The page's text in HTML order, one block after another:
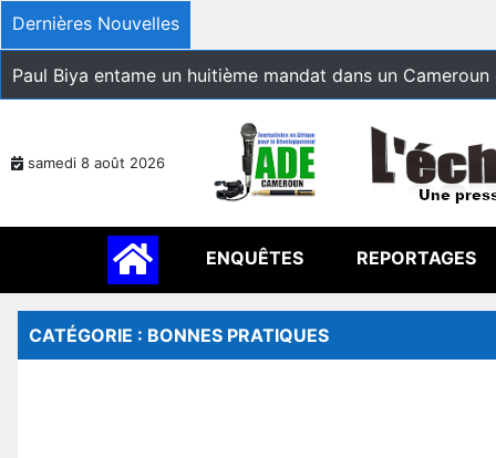
Dernières Nouvelles
Paul Biya entame un huitième mandat dans un Cameroun
samedi 8 août 2026
ENQUÊTES REPORTAGES
CATÉGORIE : BONNES PRATIQUES